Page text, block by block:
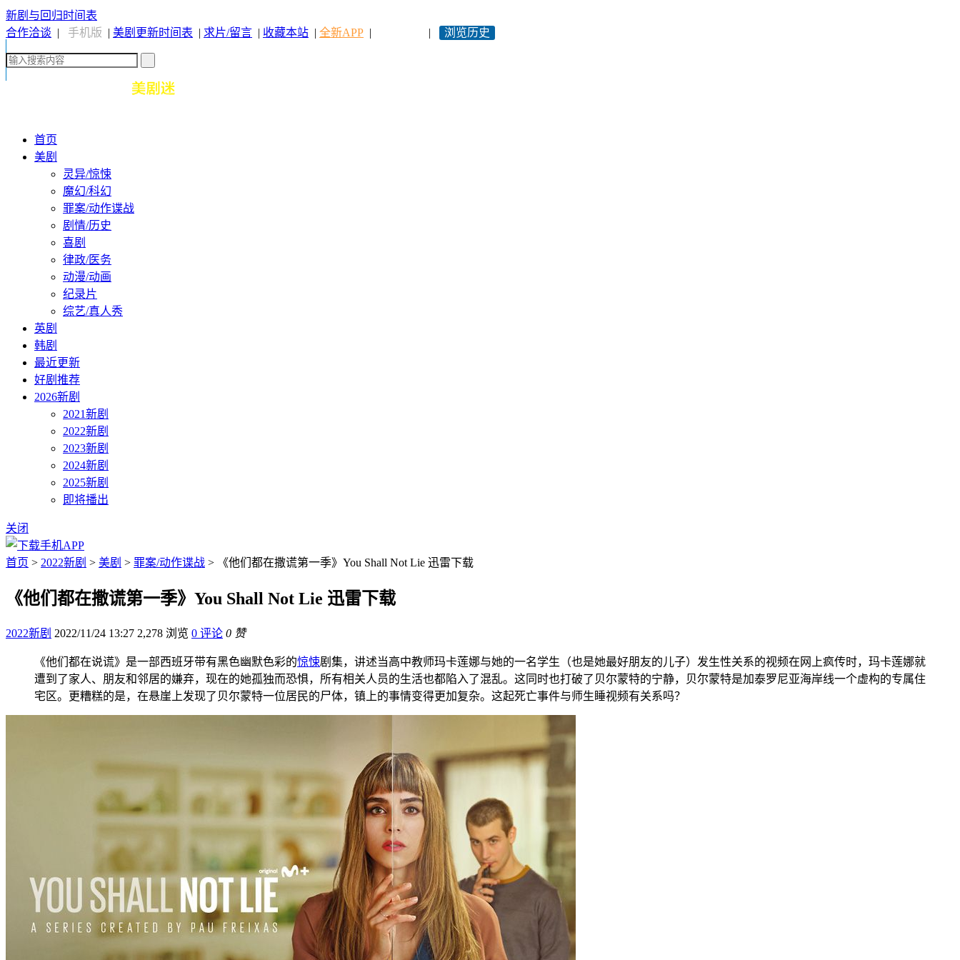
新剧与回归时间表
合作洽谈 | 手机版 | 美剧更新时间表 | 求片/留言 | 收藏本站 | 全新APP | | 浏览历史
首页
美剧
灵异/惊悚
魔幻/科幻
罪案/动作谍战
剧情/历史
喜剧
律政/医务
动漫/动画
纪录片
综艺/真人秀
英剧
韩剧
最近更新
好剧推荐
2026新剧
2021新剧
2022新剧
2023新剧
2024新剧
2025新剧
即将播出
关闭
首页 > 2022新剧 > 美剧 > 罪案/动作谍战 > 《他们都在撒谎第一季》You Shall Not Lie 迅雷下载
《他们都在撒谎第一季》You Shall Not Lie 迅雷下载
2022新剧 2022/11/24 13:27 2,278 浏览 0 评论 0 赞
《他们都在说谎》是一部西班牙带有黑色幽默色彩的惊悚剧集，讲述当高中教师玛卡莲娜与她的一名学生（也是她最好朋友的儿子）发生性关系的视频在网上疯传时，玛卡莲娜就
遭到了家人、朋友和邻居的嫌弃，现在的她孤独而恐惧，所有相关人员的生活也都陷入了混乱。这同时也打破了贝尔蒙特的宁静，贝尔蒙特是加泰罗尼亚海岸线一个虚构的专属住
宅区。更糟糕的是，在悬崖上发现了贝尔蒙特一位居民的尸体，镇上的事情变得更加复杂。这起死亡事件与师生睡视频有关系吗？